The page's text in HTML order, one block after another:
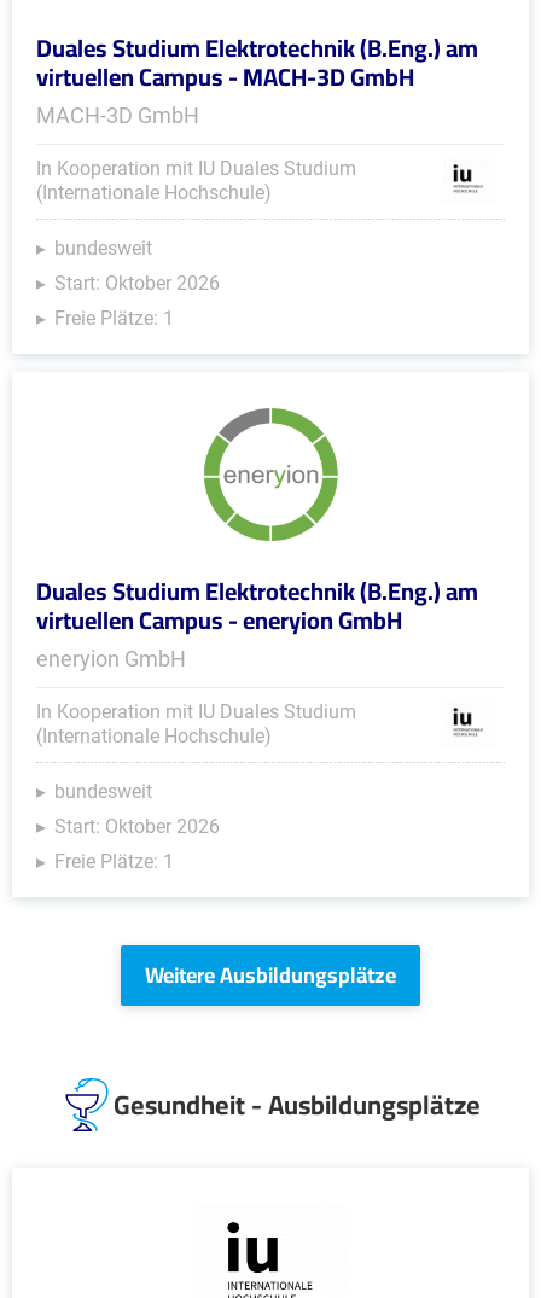
Duales Studium Elektrotechnik (B.Eng.) am
virtuellen Campus - MACH-3D GmbH
MACH-3D GmbH
In Kooperation mit IU Duales Studium
(Internationale Hochschule)
bundesweit
Start: Oktober 2026
Freie Plätze: 1
Duales Studium Elektrotechnik (B.Eng.) am
virtuellen Campus - eneryion GmbH
eneryion GmbH
In Kooperation mit IU Duales Studium
(Internationale Hochschule)
bundesweit
Start: Oktober 2026
Freie Plätze: 1
Weitere Ausbildungsplätze
Gesundheit - Ausbildungsplätze